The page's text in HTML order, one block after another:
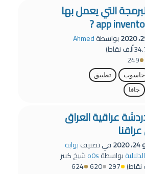
التي يعمل بها
بواسطةAhmed
نقاط)
249
حاسوب
تطبيق
جافا
عراقية العراق
في تصنيفبوابة
بواسطةo0sشيخ كبير
نقاط) 297
620
624